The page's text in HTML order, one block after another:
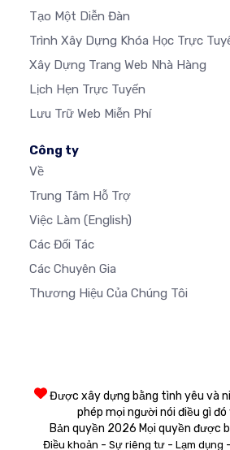
Tạo Một Diễn Đàn
Trình Xây Dựng Khóa Học Trực
Xây Dựng Trang Web Nhà Hàng
Lịch Hẹn Trực Tuyến
Lưu Trữ Web Miễn Phí
Công ty
Về
Trung Tâm Hỗ Trợ
Việc Làm (English)
Các Đối Tác
Các Chuyên Gia
Thương Hiệu Của Chúng Tôi
Được xây dựng bằng tình yêu và
phép mọi người nói điều gì
Bản quyền 2026 Mọi quyền được
Điều khoản - Sự riêng tư - Lạm dụng -